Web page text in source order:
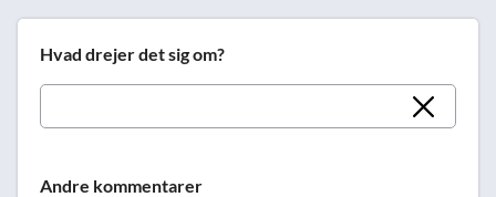
Hvad drejer det sig om?
Andre kommentarer